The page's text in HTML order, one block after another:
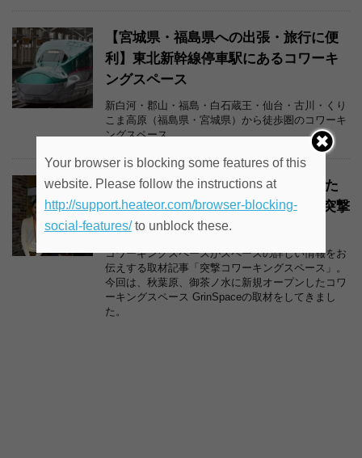
【宮城県・福島県への出張・旅行に便
利】東北新幹線停車駅にあるコワーキ
ングスペース
新白河・郡山・福島・白石蔵王・仙台・古川・くり
こま高原（福島県・宮城県）から徒歩圏のコワーキ
ングスペース
秋葉原、御茶ノ水に新規オープンした
コワーキングスペース GrinSpace [突撃
取材][第25回]
コワーキングスペースがスペースの詳しい情報をお
伝えする取材記事「突撃コワーキングスペース」。
今回は、秋葉原、御茶ノ水に新規オープンしたコワ
ーキングスペース GrinSpaceの取材をしてきまし
た。
Your browser is blocking some features of this
website. Please follow the instructions at
http://support.heateor.com/browser-blocking-
social-features/to unblock these.